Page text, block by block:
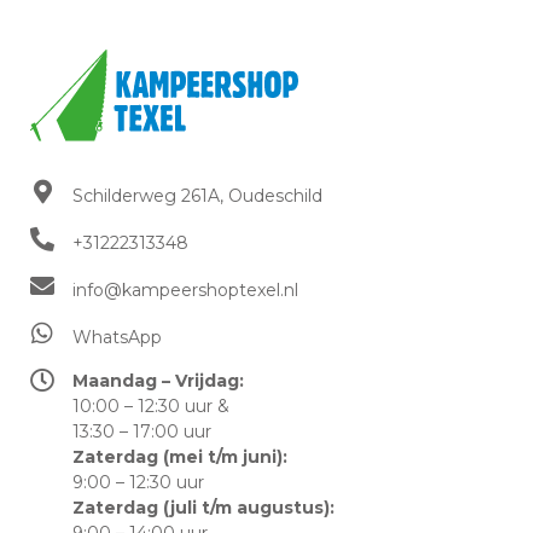
Schilderweg 261A, Oudeschild​
+31222313348
info@kampeershoptexel.nl
WhatsApp
Maandag – Vrijdag:
10:00 – 12:30 uur &
13:30 – 17:00 uur
Zaterdag (mei t/m juni):
9:00 – 12:30 uur
Zaterdag (juli t/m augustus):